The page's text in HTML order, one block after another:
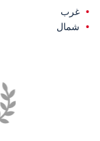
غرب
شمال